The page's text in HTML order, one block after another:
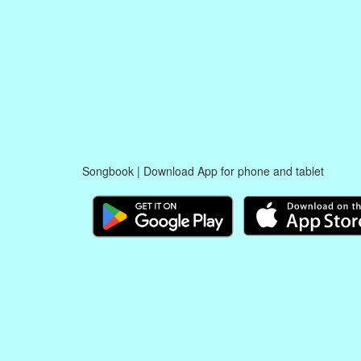
Songbook | Download App for phone and tablet